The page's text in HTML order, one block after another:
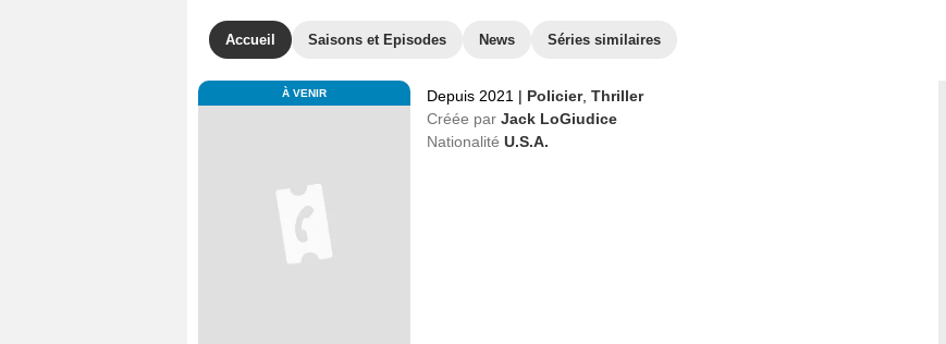
Accueil Saisons et Episodes News Séries similaires
À VENIR Depuis 2021 | Policier, Thriller
Créée par Jack LoGiudice
Nationalité U.S.A.